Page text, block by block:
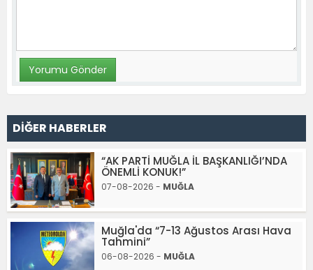
DİĞER HABERLER
“AK PARTİ MUĞLA İL BAŞKANLIĞI’NDA
ÖNEMLİ KONUK!”
07-08-2026 - MUĞLA
Muğla'da “7-13 Ağustos Arası Hava
Tahmini”
06-08-2026 - MUĞLA